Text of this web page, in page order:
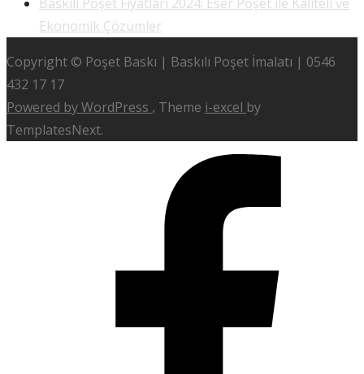
Ekonomik Çözümler
Copyright © Poşet Baskı | Baskılı Poşet İmalatı | 0546
432 17 17
Powered by WordPress , Theme i-excel by
TemplatesNext.